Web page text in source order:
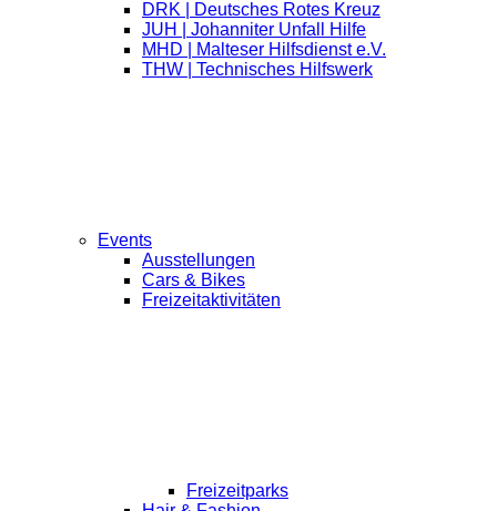
DRK | Deutsches Rotes Kreuz
JUH | Johanniter Unfall Hilfe
MHD | Malteser Hilfsdienst e.V.
THW | Technisches Hilfswerk
Events
Ausstellungen
Cars & Bikes
Freizeitaktivitäten
Freizeitparks